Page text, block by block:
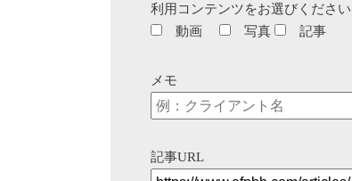
利用コンテンツをお選びください
動画
写真 記事
メモ
記事URL